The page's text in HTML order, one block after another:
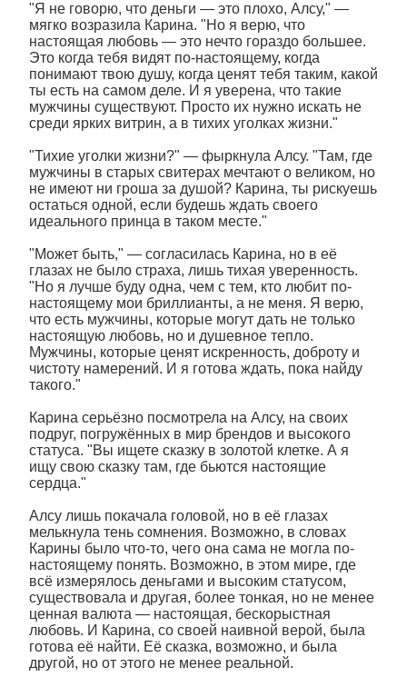
"Я не говорю, что деньги — это плохо, Алсу," —
мягко возразила Карина. "Но я верю, что
настоящая любовь — это нечто гораздо большее.
Это когда тебя видят по-настоящему, когда
понимают твою душу, когда ценят тебя таким, какой
ты есть на самом деле. И я уверена, что такие
мужчины существуют. Просто их нужно искать не
среди ярких витрин, а в тихих уголках жизни."
"Тихие уголки жизни?" — фыркнула Алсу. "Там, где
мужчины в старых свитерах мечтают о великом, но
не имеют ни гроша за душой? Карина, ты рискуешь
остаться одной, если будешь ждать своего
идеального принца в таком месте."
"Может быть," — согласилась Карина, но в её
глазах не было страха, лишь тихая уверенность.
"Но я лучше буду одна, чем с тем, кто любит по-
настоящему мои бриллианты, а не меня. Я верю,
что есть мужчины, которые могут дать не только
настоящую любовь, но и душевное тепло.
Мужчины, которые ценят искренность, доброту и
чистоту намерений. И я готова ждать, пока найду
такого."
Карина серьёзно посмотрела на Алсу, на своих
подруг, погружённых в мир брендов и высокого
статуса. "Вы ищете сказку в золотой клетке. А я
ищу свою сказку там, где бьются настоящие
сердца."
Алсу лишь покачала головой, но в её глазах
мелькнула тень сомнения. Возможно, в словах
Карины было что-то, чего она сама не могла по-
настоящему понять. Возможно, в этом мире, где
всё измерялось деньгами и высоким статусом,
существовала и другая, более тонкая, но не менее
ценная валюта — настоящая, бескорыстная
любовь. И Карина, со своей наивной верой, была
готова её найти. Её сказка, возможно, и была
другой, но от этого не менее реальной.